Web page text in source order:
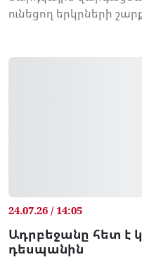
ունեցող երկրների
24.07.26 / 14:05
Ադրբեջանը հետ է
դեսպանին